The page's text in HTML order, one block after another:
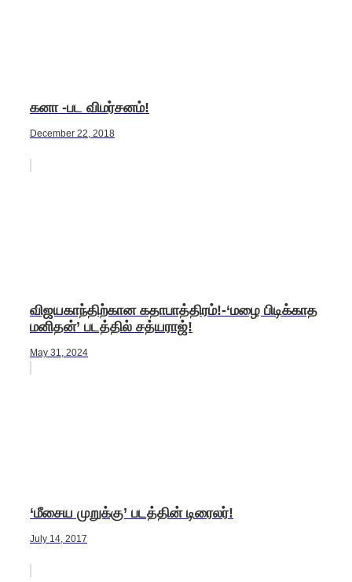
கனா -பட விமர்சனம்!
December 22, 2018
விஜயகாந்திற்கான கதாபாத்திரம்!-‘மழை பிடிக்காத
மனிதன்’ படத்தில் சத்யராஜ்!
May 31, 2024
‘மீசைய முறுக்கு’ படத்தின் டிரைலர்!
July 14, 2017